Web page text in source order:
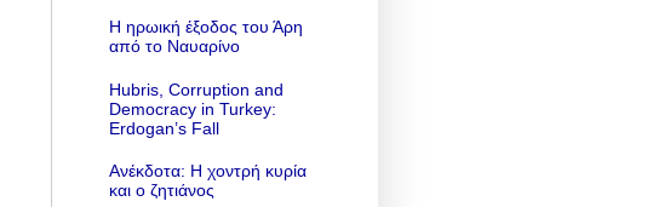
Η ηρωική έξοδος του Άρη
από το Ναυαρίνο
Hubris, Corruption and
Democracy in Turkey:
Erdogan’s Fall
Ανέκδοτα: Η χοντρή κυρία
και ο ζητιάνος